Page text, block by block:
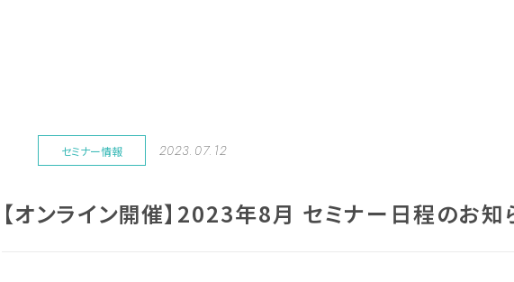
セミナー情報 2023.07.12
【オンライン開催】2023年8月 セミナー日程のお知